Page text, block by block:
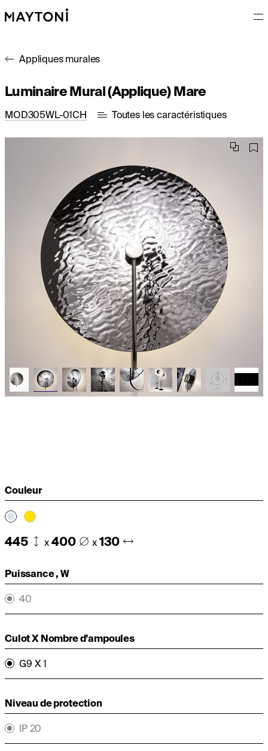
Appliques murales
Luminaire Mural (Applique) Mare
MOD305WL-01CH Toutes les caractéristiques
Couleur
445 x 400 x 130
Puissance , W
40
Culot X Nombre d’ampoules
G9 X 1
Niveau de protection
IP 20